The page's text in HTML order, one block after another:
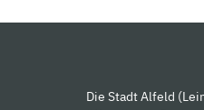
Die Stadt Alfeld